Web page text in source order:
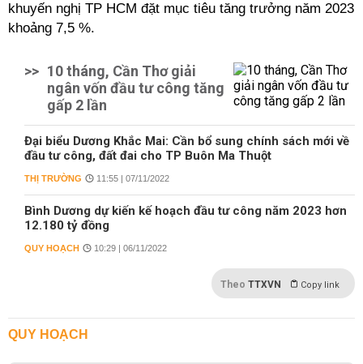
khuyến nghị TP HCM đặt mục tiêu tăng trưởng năm 2023
khoảng 7,5 %.
>> 10 tháng, Cần Thơ giải
ngân vốn đầu tư công tăng
gấp 2 lần
Đại biểu Dương Khắc Mai: Cần bổ sung chính sách mới về
đầu tư công, đất đai cho TP Buôn Ma Thuột
THỊ TRƯỜNG 11:55 | 07/11/2022
Bình Dương dự kiến kế hoạch đầu tư công năm 2023 hơn
12.180 tỷ đồng
QUY HOẠCH 10:29 | 06/11/2022
Theo TTXVN Copy link
QUY HOẠCH